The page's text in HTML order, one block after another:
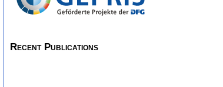
Recent Publications